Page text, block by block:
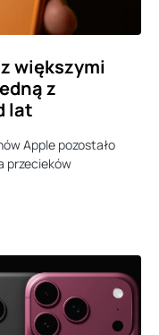
większymi
z
lat
Apple pozostało
przecieków